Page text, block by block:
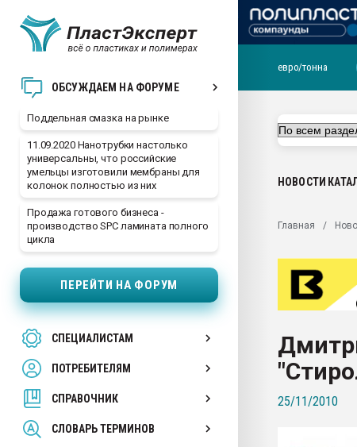
ОБСУЖДАЕМ НА ФОРУМЕ
Поддельная смазка на рынке
11.09.2020 Нанотрубки настолько
универсальны, что российские
умельцы изготовили мембраны для
колонок полностью из них
Продажа готового бизнеса -
производство SPC ламината полного
цикла
ПЕРЕЙТИ НА ФОРУМ
СПЕЦИАЛИСТАМ
ПОТРЕБИТЕЛЯМ
СПРАВОЧНИК
СЛОВАРЬ ТЕРМИНОВ
ближайшее
Подмосковье, Москва
первый план в
28.07.2026
ситуацией на
Всё, что касается
Материал поверхности
Продам отходы
поликарбоната и АБС-
Armaloy PC/ABS-1IM
евро/тонна
НОВОСТИ
Главная
25/11/2010